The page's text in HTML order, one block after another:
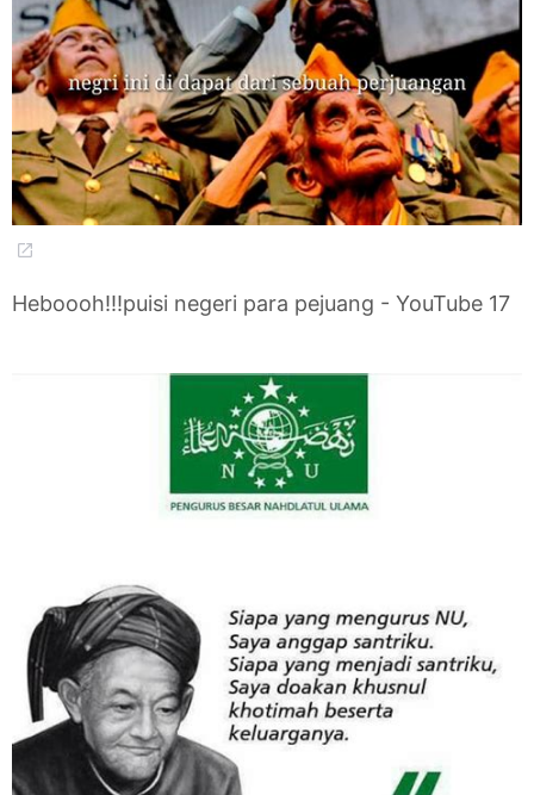
Heboooh!!!puisi negeri para pejuang - YouTube 17